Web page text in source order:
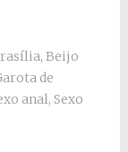
, Beijo
de
anal, Sexo